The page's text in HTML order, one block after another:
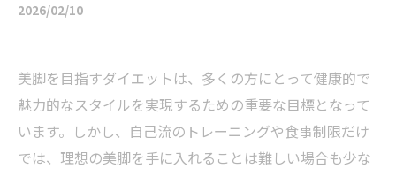
2026/02/10
美脚を目指すダイエットは、多くの方にとって健康的で
魅力的なスタイルを実現するための重要な目標となって
います。しかし、自己流のトレーニングや食事制限だけ
では、理想の美脚を手に入れることは難しい場合も少な